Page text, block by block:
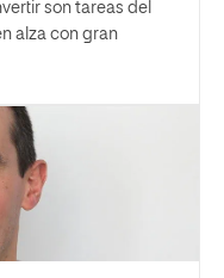
son tareas del
alza con gran